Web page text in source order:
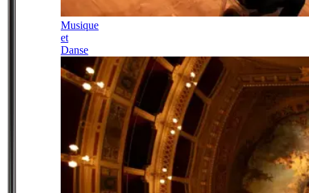
Musique
et
Danse